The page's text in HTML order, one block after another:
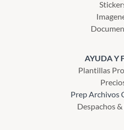
AYUDA Y
Plantillas
Prep Archivos
Despachos